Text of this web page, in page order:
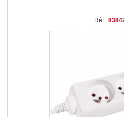
Réf :